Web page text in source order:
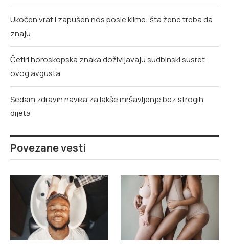
Ukočen vrat i zapušen nos posle klime: šta žene treba da
znaju
Četiri horoskopska znaka doživljavaju sudbinski susret
ovog avgusta
Sedam zdravih navika za lakše mršavljenje bez strogih
dijeta
Povezane vesti